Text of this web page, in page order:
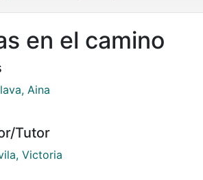
en el camino
Aina
Tutor
Victoria